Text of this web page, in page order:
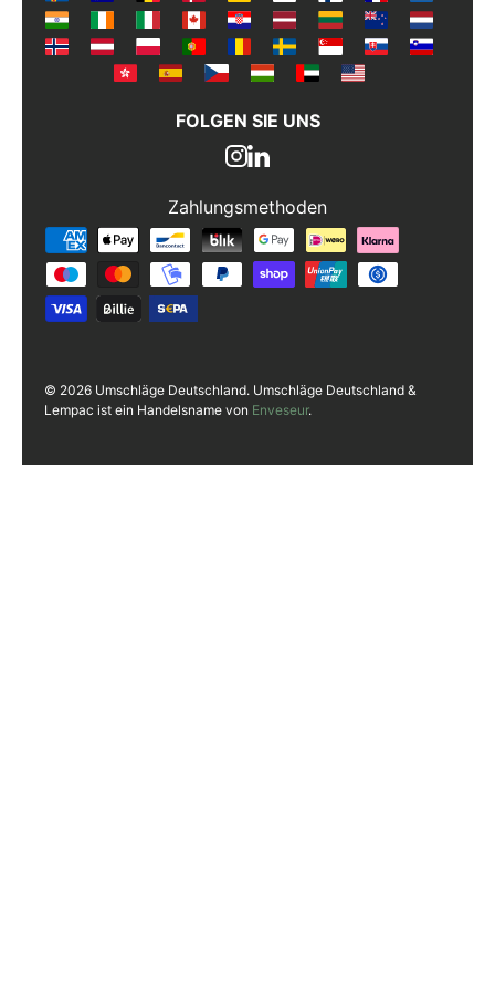
FOLGEN SIE UNS
Zahlungsmethoden
Zahlungsmethoden
© 2026 Umschläge Deutschland. Umschläge Deutschland &
Lempac ist ein Handelsname von Enveseur.